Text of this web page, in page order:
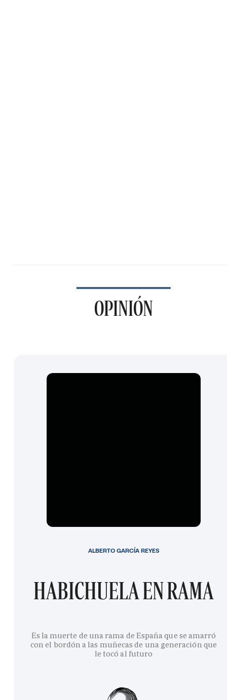
OPINIÓN
HABICHUELA EN RAMA
Es la muerte de una rama de España que se amarró
con el bordón a las muñecas de una generación que
le tocó al futuro
ALBERTO GARCÍA REYES